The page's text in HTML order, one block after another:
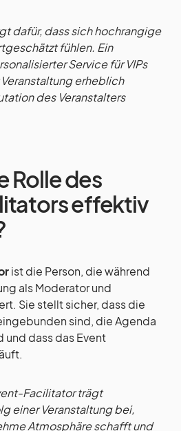
dafür, dass sich hochrangige
fühlen. Ein
Service für VIPs
erheblich
des Veranstalters
Rolle des
effektiv
ist die Person, die während
als Moderator und
Sie stellt sicher, dass die
sind, die Agenda
und dass das Event
Facilitator trägt
einer Veranstaltung bei,
Atmosphäre schafft und